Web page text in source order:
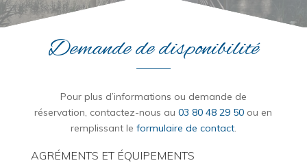
Demande de disponibilité
Pour plus d’informations ou demande de
réservation, contactez-nous au03 80 48 29 50 ou en
remplissant le formulaire de contact.
AGRÉMENTS ET ÉQUIPEMENTS